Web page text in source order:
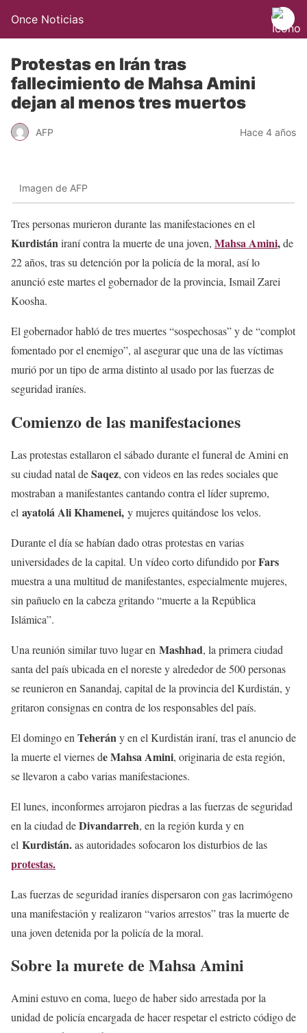
Once Noticias
Protestas en Irán tras
fallecimiento de Mahsa Amini
dejan al menos tres muertos
AFP Hace 4 años
Imagen de AFP
Tres personas murieron durante las manifestaciones en el
Kurdistániraní contra la muerte de una joven, Mahsa Amini,de
22 años, tras su detención por la policía de la moral, así lo
anunció este martes el gobernador de la provincia, Ismail Zarei
Koosha.
El gobernador habló de tres muertes “sospechosas” y de “complot
fomentado por el enemigo”, al asegurar que una de las víctimas
murió por un tipo de arma distinto al usado por las fuerzas de
seguridad iraníes.
Comienzo de las manifestaciones
Las protestas estallaron el sábado durante el funeral de Amini en
su ciudad natal deSaqez, con videos en las redes sociales que
mostraban a manifestantes cantando contra el líder supremo,
el ayatolá Ali Khamenei, y mujeres quitándose los velos.
Durante el día se habían dado otras protestas en varias
universidades de la capital. Un vídeo corto difundido porFars
muestra a una multitud de manifestantes, especialmente mujeres,
sin pañuelo en la cabeza gritando “muerte a la República
Islámica”.
Una reunión similar tuvo lugar en Mashhad, la primera ciudad
santa del país ubicada en el noreste y alrededor de 500 personas
se reunieron en Sanandaj, capital de la provincia del Kurdistán, y
gritaron consignas en contra de los responsables del país.
El domingo en Teherán y en el Kurdistán iraní, tras el anuncio de
la muerte el viernes de Mahsa Amini, originaria de esta región,
se llevaron a cabo varias manifestaciones.
El lunes, inconformes arrojaron piedras a las fuerzas de seguridad
en la ciudad deDivandarreh, en la región kurda y en
el Kurdistán.as autoridades sofocaron los disturbios de las
protestas.
Las fuerzas de seguridad iraníes dispersaron con gas lacrimógeno
una manifestación y realizaron “varios arrestos” tras la muerte de
una joven detenida por la policía de la moral.
Sobre la murete de Mahsa Amini
Amini estuvo en coma, luego de haber sido arrestada por la
unidad de policía encargada de hacer respetar el estricto código de